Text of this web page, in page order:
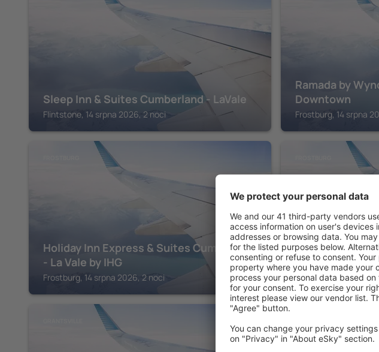
Sleep Inn & Suites Cumberland - LaVale
Flintstone, 14 srpna 2026, 2 noci
Ramada by
Downtown
Frostburg, 14 srpna
Holiday Inn Express & Suites Cumberland
- La Vale by IHG
Frostburg, 14 srpna 2026, 2 noci
Comfort Inn &
Cumberland
Frostburg, 14 srpna